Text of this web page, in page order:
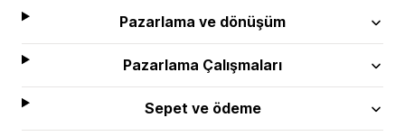
Pazarlama ve dönüşüm
Pazarlama Çalışmaları
Sepet ve ödeme